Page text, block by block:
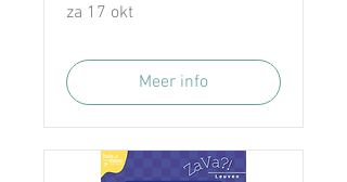
za 17 okt
Meer info